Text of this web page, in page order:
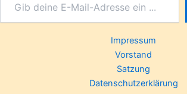
Impressum
Vorstand
Satzung
Datenschutzerklärung